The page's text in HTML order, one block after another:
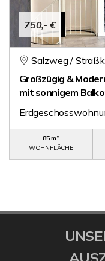
750,- €
Salzweg /
Großzügig &
mit sonnigem
85 m²
WOHNFLÄCHE